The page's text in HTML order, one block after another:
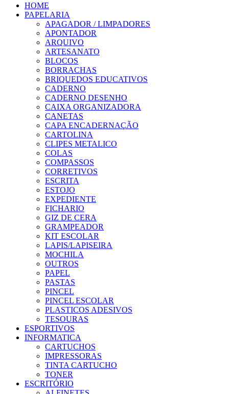
HOME
PAPELARIA
APAGADOR / LIMPADORES
APONTADOR
ARQUIVO
ARTESANATO
BLOCOS
BORRACHAS
BRIQUEDOS EDUCATIVOS
CADERNO
CADERNO DESENHO
CAIXA ORGANIZADORA
CANETAS
CAPA ENCADERNAÇÃO
CARTOLINA
CLIPES METALICO
COLAS
COMPASSOS
CORRETIVOS
ESCRITA
ESTOJO
EXPEDIENTE
FICHARIO
GIZ DE CERA
GRAMPEADOR
KIT ESCOLAR
LAPIS/LAPISEIRA
MOCHILA
OUTROS
PAPEL
PASTAS
PINCEL
PINCEL ESCOLAR
PLASTICOS ADESIVOS
TESOURAS
ESPORTIVOS
INFORMATICA
CARTUCHOS
IMPRESSORAS
TINTA CARTUCHO
TONER
ESCRITÓRIO